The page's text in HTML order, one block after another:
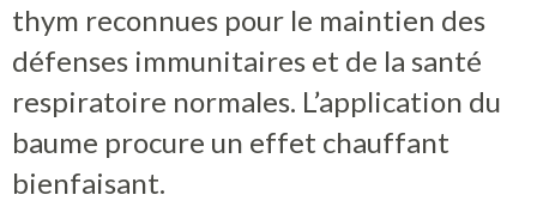
thym reconnues pour le maintien des
défenses immunitaires et de la santé
respiratoire normales. L’application du
baume procure un effet chauffant
bienfaisant.